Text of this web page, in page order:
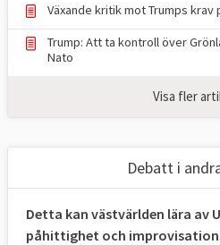
Lamon på Centrum för
folkrätt. Flera olika
aktuella för att utreda
hinder på vägen,läs mer .
Internationella
Avbryt kriget
Ryssland ska
Ukraina. Det slog den
Växande kritik mot Trumps krav
Trump: Att ta kontroll över
Nato
Visa fler
Debatt i
Detta kan västvärlden lära av
påhittighet och